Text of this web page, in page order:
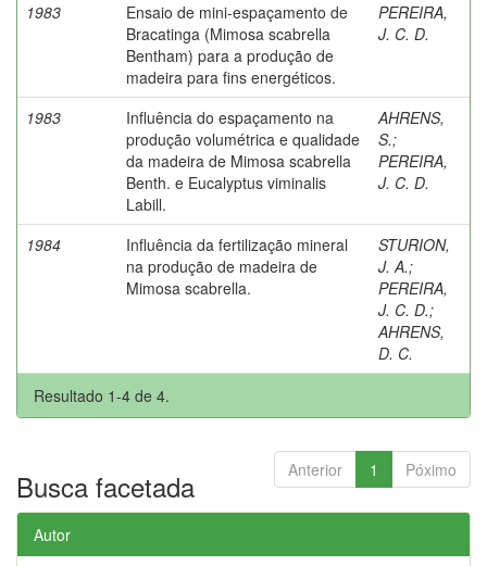
1983
Ensaio de mini-espaçamento de
Bracatinga (Mimosa scabrella
Bentham) para a produção de
madeira para fins energéticos.
PEREIRA,
J. C. D.
1983
Influência do espaçamento na
produção volumétrica e qualidade
da madeira de Mimosa scabrella
Benth. e Eucalyptus viminalis
Labill.
AHRENS,
S.;
PEREIRA,
J. C. D.
1984
Influência da fertilização mineral
na produção de madeira de
Mimosa scabrella.
STURION,
J. A.;
PEREIRA,
J. C. D.;
AHRENS,
D. C.
Resultado 1-4 de 4.
Anterior 1 Póximo
Busca facetada
Autor